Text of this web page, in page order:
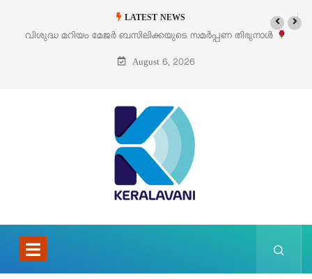
LATEST NEWS
‘പെറ്റൽസ്’ ലൈഫ് സ്റ്റൈൽ എക്സിബിഷനും സെയിലും ഓഗസ്റ്റ്
പെരുമാനൂരിൽ
August 6, 2026